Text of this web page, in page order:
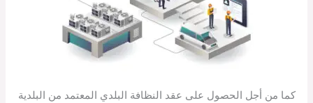
كما من أجل الحصول على عقد النظافة البلدي المعتمد من البلدية